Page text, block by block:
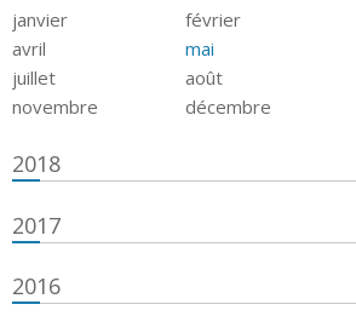
janvier février
avril
mai
juillet
août
novembre
décembre
2018
2017
2016